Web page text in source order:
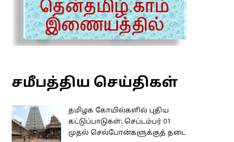
சமீபத்திய செய்திகள்
தமிழக கோயில்களில் புதிய
கட்டுப்பாடுகள்: செப்டம்பர் 01
முதல் செல்போன்களுக்குத் தடை